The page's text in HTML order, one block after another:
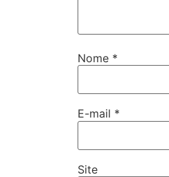
Nome *
E-mail *
Site